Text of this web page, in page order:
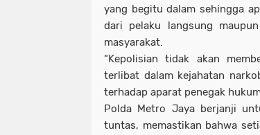
yang begitu dalam sehingga
dari pelaku langsung
masyarakat.
“Kepolisian tidak akan
terlibat dalam kejahatan
terhadap aparat penegak
Polda Metro Jaya berjanji
tuntas, memastikan bahwa